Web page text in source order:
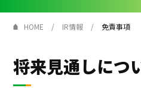
サステナビリティ
HOME IR情報 免責事項
将来見通しにつ